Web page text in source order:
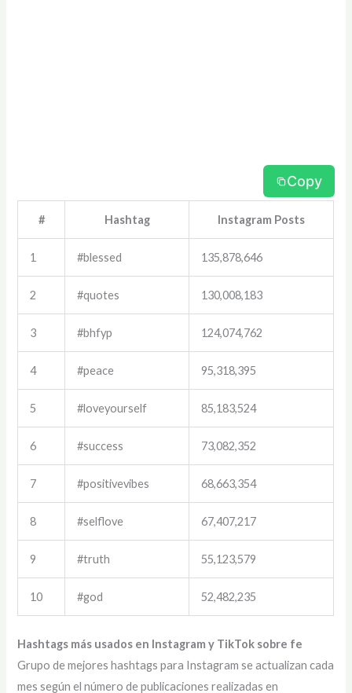
Copy
# Hashtag Instagram Posts
1 #blessed 135,878,646
2 #quotes 130,008,183
3 #bhfyp 124,074,762
4 #peace 95,318,395
5 #loveyourself 85,183,524
6 #success 73,082,352
7 #positivevibes 68,663,354
8 #selflove 67,407,217
9 #truth 55,123,579
10 #god 52,482,235
Hashtags más usados en Instagram y TikTok sobre fe
Grupo de mejores hashtags para Instagram se actualizan cada
mes según el número de publicaciones realizadas en